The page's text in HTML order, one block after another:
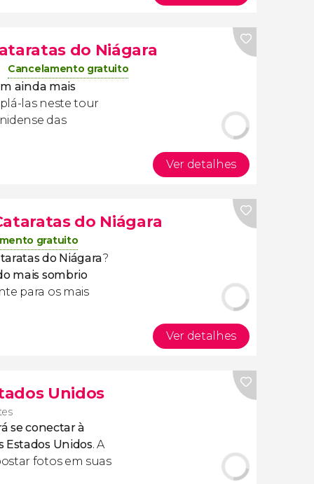
do Niágara
Cancelamento gratuito
ainda mais
las neste tour
das
Ver detalhes
do Niágara
gratuito
do Niágara?
mais sombrio
para os mais
Ver detalhes
Unidos
se conectar à
Unidos. A
fotos em suas